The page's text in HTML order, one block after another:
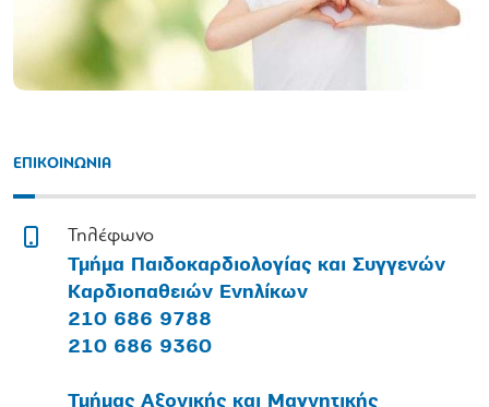
ΕΠΙΚΟΙΝΩΝΙΑ
Τηλέφωνο
Τμήμα Παιδοκαρδιολογίας και Συγγενών
Καρδιοπαθειών Ενηλίκων
210 686 9788
210 686 9360
Τμήμας Αξονικής και Μαγνητικής